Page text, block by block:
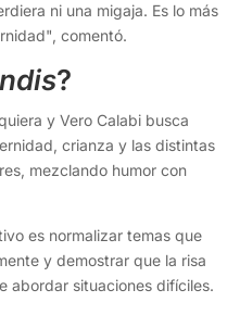
ni una migaja. Es lo más
comentó.
?
y Vero Calabi busca
crianza y las distintas
mezclando humor con
es normalizar temas que
y demostrar que la risa
abordar situaciones difíciles.